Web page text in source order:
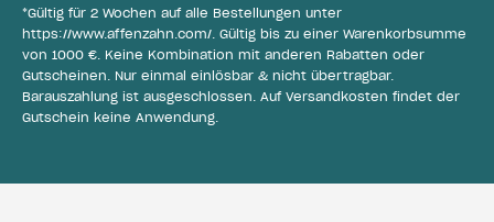
*Gültig für 2 Wochen auf alle Bestellungen unter
https://www.affenzahn.com/. Gültig bis zu einer Warenkorbsumme
von 1000 €. Keine Kombination mit anderen Rabatten oder
Gutscheinen. Nur einmal einlösbar & nicht übertragbar.
Barauszahlung ist ausgeschlossen. Auf Versandkosten findet der
Gutschein keine Anwendung.